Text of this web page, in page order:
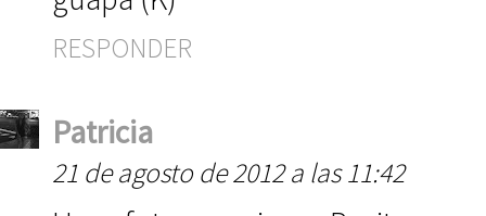
RESPONDER
Patricia
21 de agosto de 2012 a las 11:42